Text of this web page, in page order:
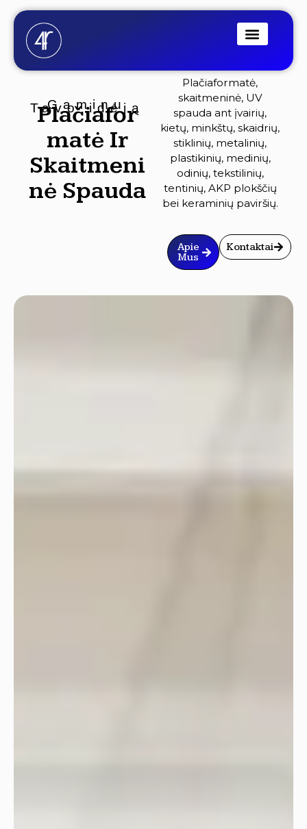
Pereiti
prie
turinio
Gaminu
Tavo idėją
Plačiafor
Matė Ir
Skaitmeni
Nė Spauda
Plačiaformatė,
skaitmeninė, UV
spauda ant įvairių,
kietų, minkštų, skaidrių,
stiklinių, metalinių,
plastikinių, medinių,
odinių, tekstilinių,
tentinių, AKP plokščių
bei keraminių paviršių.
Apie
Mus
Kontaktai